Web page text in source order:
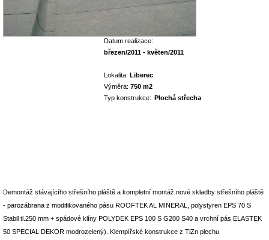
Datum realizace:
březen/2011 - květen/2011
Lokalita: Liberec
Výměra: 750 m2
Typ konstrukce: Plochá střecha
Demontáž stávajícího střešního pláště a kompletní montáž nové skladby střešního pláště
- parozábrana z modifikovaného pásu ROOFTEK AL MINERAL, polystyren EPS 70 S
Stabil tl.250 mm + spádové klíny POLYDEK EPS 100 S G200 S40 a vrchní pás ELASTEK
50 SPECIAL DEKOR modrozelený). Klempířské konstrukce z TiZn plechu